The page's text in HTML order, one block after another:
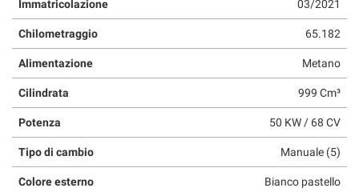
Immatricolazione 03/2021
Chilometraggio 65.182
Alimentazione Metano
Cilindrata 999 Cm³
Potenza 50 KW / 68 CV
Tipo di cambio Manuale (5)
Colore esterno Bianco pastello
di
questi
strumenti
tracciamento
si
alla
cookie
policy.
Puoi
rivedere